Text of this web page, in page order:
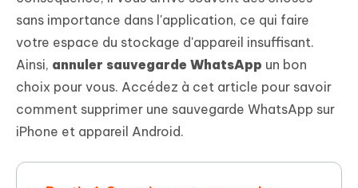
sans importance dans l'application, ce qui faire
votre espace du stockage d'appareil insuffisant.
Ainsi, annuler sauvegarde WhatsApp un bon
choix pour vous. Accédez à cet article pour savoir
comment supprimer une sauvegarde WhatsApp sur
iPhone et appareil Android.